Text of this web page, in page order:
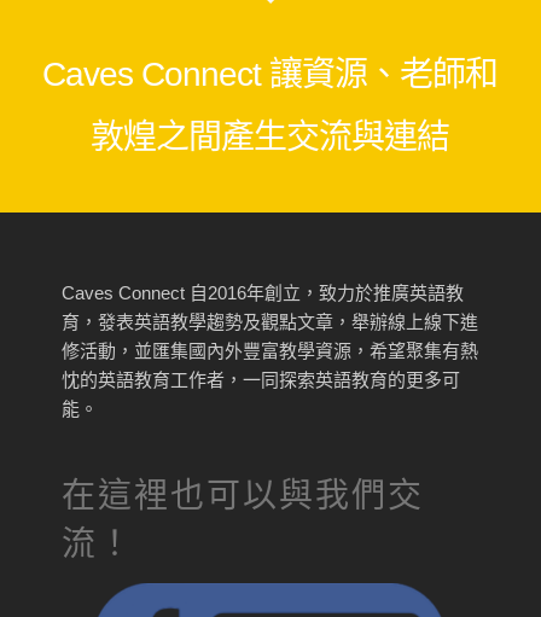
Caves Connect 讓資源、老師和
敦煌之間產生交流與連結
Caves Connect 自2016年創立，致力於推廣英語教
育，發表英語教學趨勢及觀點文章，舉辦線上線下進
修活動，並匯集國內外豐富教學資源，希望聚集有熱
忱的英語教育工作者，一同探索英語教育的更多可
能。
在這裡也可以與我們交
流！